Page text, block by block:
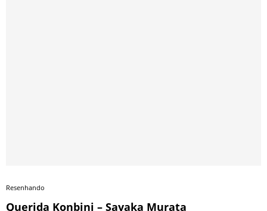
Resenhando
Querida Konbini – Sayaka Murata